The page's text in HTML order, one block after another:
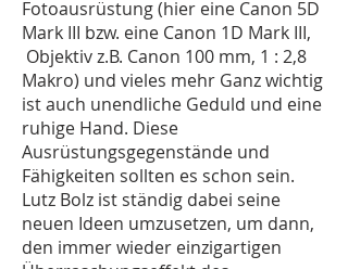
Fotoausrüstung (hier eine Canon 5D
Mark III bzw. eine Canon 1D Mark III,
Objektiv z.B. Canon 100 mm, 1 : 2,8
Makro) und vieles mehr Ganz wichtig
ist auch unendliche Geduld und eine
ruhige Hand. Diese
Ausrüstungsgegenstände und
Fähigkeiten sollten es schon sein.
Lutz Bolz ist ständig dabei seine
neuen Ideen umzusetzen, um dann,
den immer wieder einzigartigen